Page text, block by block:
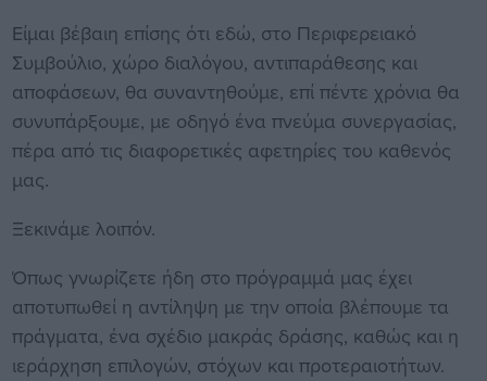
Είμαι βέβαιη επίσης ότι εδώ, στο Περιφερειακό
Συμβούλιο, χώρο διαλόγου, αντιπαράθεσης και
αποφάσεων, θα συναντηθούμε, επί πέντε χρόνια θα
συνυπάρξουμε, με οδηγό ένα πνεύμα συνεργασίας,
πέρα από τις διαφορετικές αφετηρίες του καθενός
μας.
Ξεκινάμε λοιπόν.
Όπως γνωρίζετε ήδη στο πρόγραμμά μας έχει
αποτυπωθεί η αντίληψη με την οποία βλέπουμε τα
πράγματα, ένα σχέδιο μακράς δράσης, καθώς και η
ιεράρχηση επιλογών, στόχων και προτεραιοτήτων.